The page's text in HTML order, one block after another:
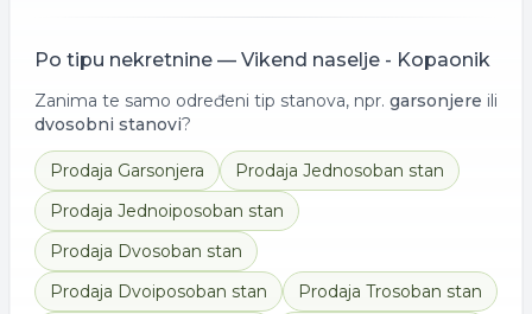
Po tipu nekretnine — Vikend naselje - Kopaonik
Zanima te samo određeni tip stanova, npr. garsonjere ili
dvosobni stanovi?
Prodaja Garsonjera Prodaja Jednosoban stan
Prodaja Jednoiposoban stan
Prodaja Dvosoban stan
Prodaja Dvoiposoban stan Prodaja Trosoban stan